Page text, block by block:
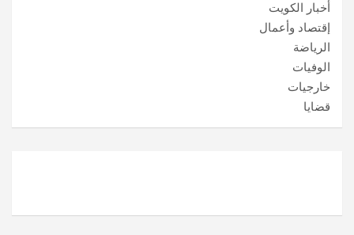
أخبار الكويت
إقتصاد وأعمال
الرياضة
الوفيات
خارجيات
قضايا